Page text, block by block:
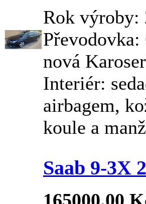
Rok výroby:
nová
Interiér:
airbagem,
koule a
Saab 9-3X